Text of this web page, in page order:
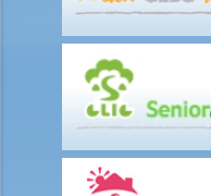
怎樣才算是因工及在僱用期
在甚麼情況下，僱主不需要
我的配偶在工作時因意外而
我在工作時因遇到意外而受